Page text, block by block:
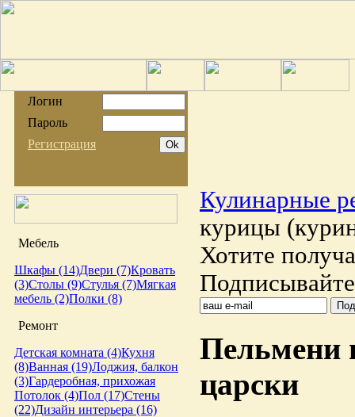
Логин
Пароль
Регистрация
Мебель
Шкафы (14)Двери (7)Кровать
(3)Столы (9)Стулья (7)Мягкая
мебель (2)Полки (8)
Ремонт
Детская комната (4)Кухня
(8)Ванная (19)Лоджия, балкон
(3)Гардеробная, прихожая
Потолок (4)Пол (17)Стены
(22)Дизайн интерьера (16)
Кулинарные
курицы
Хотите
Пельмени
царски